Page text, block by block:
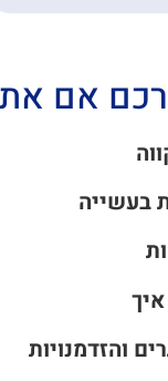
בעשייה
והזדמנויות